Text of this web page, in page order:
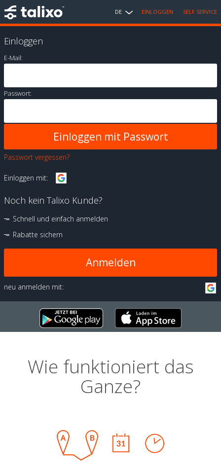
DE EINLOGGEN SELF SERVICE
Einloggen
E-Mail:
Passwort:
Passwort vergessen?
Einloggen mit:
Noch kein Talixo Kunde?
Schnell und einfach anmelden
Rabatte sichern
Anmelden
neu anmelden mit:
Wie funktioniert das
Ganze?